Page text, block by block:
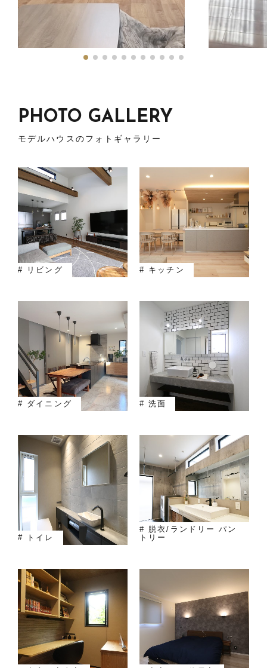
PHOTO GALLERY
モデルハウスのフォトギャラリー
# リビング # キッチン
# ダイニング # 洗面
# トイレ
# 脱衣/ランドリー パン
トリー